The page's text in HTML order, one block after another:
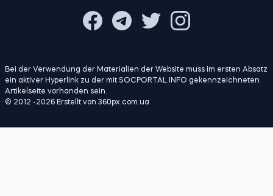
Bei der Verwendung der Materialien der Website muss im ersten Absatz
ein aktiver Hyperlink zu der mit SOCPORTAL.INFO gekennzeichneten
Artikelseite vorhanden sein.
© 2012 -2026 Erstellt von 360px.com.ua